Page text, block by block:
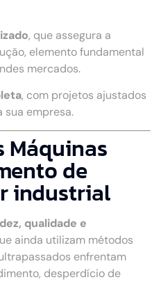
, que assegura a
elemento fundamental
mercados.
, com projetos ajustados
sua empresa.
Máquinas
de
industrial
qualidade e
ainda utilizam métodos
enfrentam
desperdício de